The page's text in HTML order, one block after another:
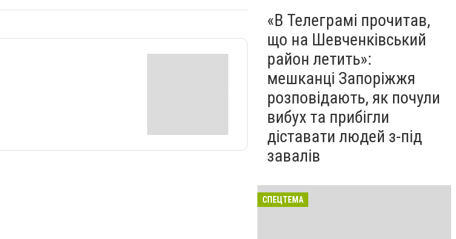
«В Телеграмі прочитав,
що на Шевченківський
район летить»:
мешканці Запоріжжя
розповідають, як почули
вибух та прибігли
діставати людей з-під
завалів
СПЕЦТЕМА